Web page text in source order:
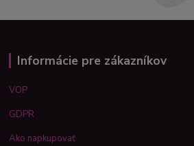
Informácie pre zákazníkov
VOP
GDPR
Ako napkupovať